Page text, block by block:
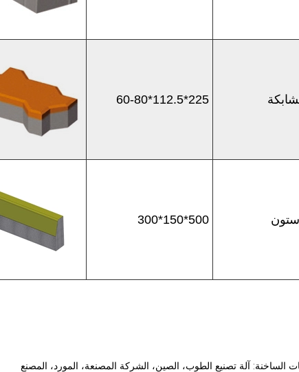
225*112.5*60-80
500*150*300
الساخنة: آلة تصنيع الطوب، الصين، الشركة المصنعة، المورد، المصنع